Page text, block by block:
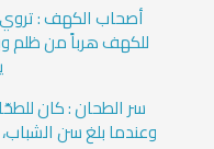
أصحاب الكهف : تروي
للكهف هرباً من ظلم
سر الطحان : كان
وعندما بلغ سن